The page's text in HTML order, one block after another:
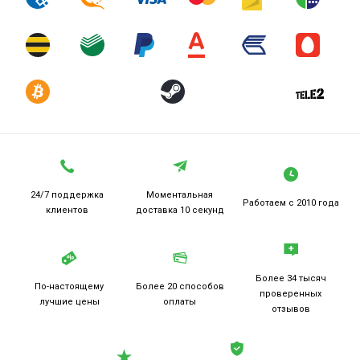
24/7 поддержка
клиентов
Моментальная
доставка 10 секунд
Работаем с 2010 года
По-настоящему
лучшие цены
Более 20 способов
оплаты
Более 34 тысяч
проверенных
отзывов